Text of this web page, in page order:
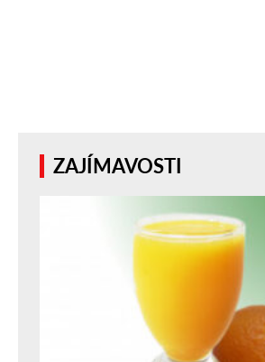
ZAJÍMAVOSTI